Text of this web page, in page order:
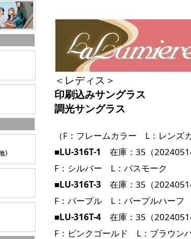
＜レディス＞
印刷込みサングラス
調光サングラス
（F：フレームカラー L：レンズカ
■LU-316T-1 在庫：35（
F：シルバー L：パスモーク
■LU-316T-3 在庫：35（
F：パープル L：パープルハーフ
■LU-316T-4 在庫：35（
F：ピンクゴールド L：ブラウン